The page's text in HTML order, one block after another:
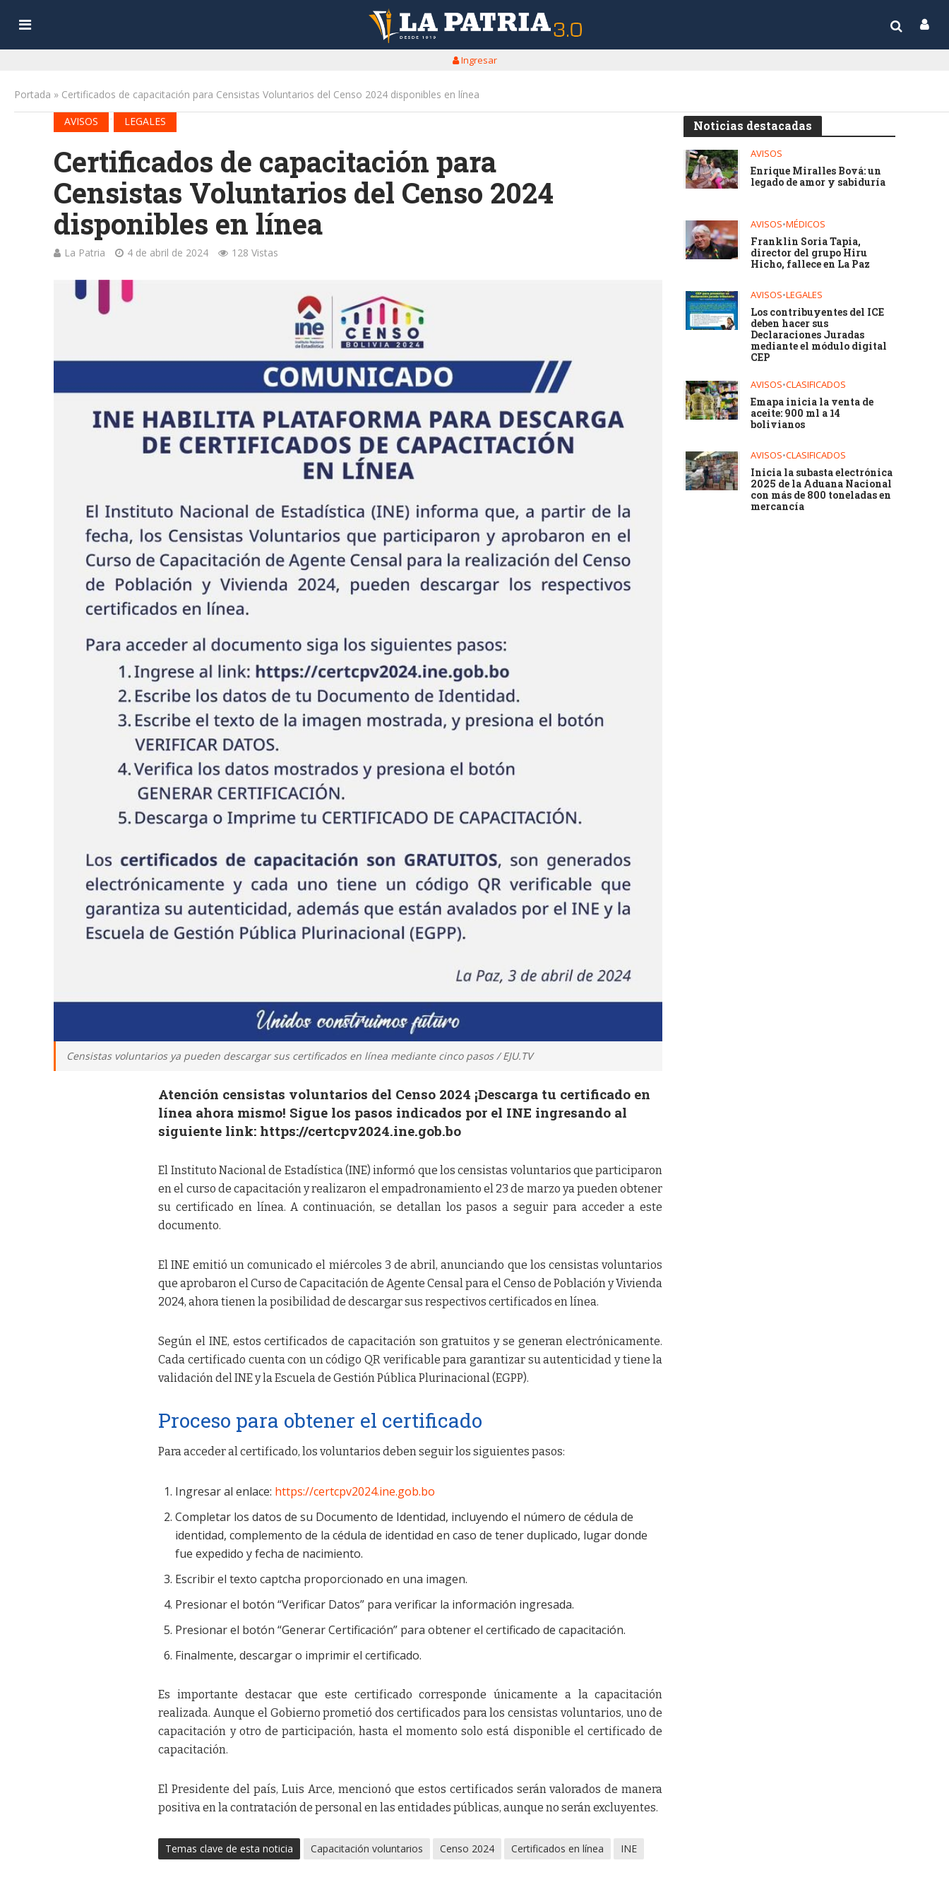
Ingresar
Portada » Certificados de capacitación para Censistas Voluntarios del Censo 2024 disponibles en línea
AVISOS
LEGALES
Certificados de capacitación para
Censistas Voluntarios del Censo 2024
disponibles en línea
La Patria 4 de abril de 2024 128 Vistas
Censistas voluntarios ya pueden descargar sus certificados en línea mediante cinco pasos / EJU.TV
Atención censistas voluntarios del Censo 2024 ¡Descarga tu certificado en
línea ahora mismo! Sigue los pasos indicados por el INE ingresando al
siguiente link: https://certcpv2024.ine.gob.bo
El Instituto Nacional de Estadística (INE) informó que los censistas voluntarios que participaron
en el curso de capacitación y realizaron el empadronamiento el 23 de marzo ya pueden obtener
su certificado en línea. A continuación, se detallan los pasos a seguir para acceder a este
documento.
El INE emitió un comunicado el miércoles 3 de abril, anunciando que los censistas voluntarios
que aprobaron el Curso de Capacitación de Agente Censal para el Censo de Población y Vivienda
2024, ahora tienen la posibilidad de descargar sus respectivos certificados en línea.
Según el INE, estos certificados de capacitación son gratuitos y se generan electrónicamente.
Cada certificado cuenta con un código QR verificable para garantizar su autenticidad y tiene la
validación del INE y la Escuela de Gestión Pública Plurinacional (EGPP).
Proceso para obtener el certificado
Para acceder al certificado, los voluntarios deben seguir los siguientes pasos:
Ingresar al enlace: https://certcpv2024.ine.gob.bo
Completar los datos de su Documento de Identidad, incluyendo el número de cédula de
identidad, complemento de la cédula de identidad en caso de tener duplicado, lugar donde
fue expedido y fecha de nacimiento.
Escribir el texto captcha proporcionado en una imagen.
Presionar el botón “Verificar Datos” para verificar la información ingresada.
Presionar el botón “Generar Certificación” para obtener el certificado de capacitación.
Finalmente, descargar o imprimir el certificado.
Es importante destacar que este certificado corresponde únicamente a la capacitación
realizada. Aunque el Gobierno prometió dos certificados para los censistas voluntarios, uno de
capacitación y otro de participación, hasta el momento solo está disponible el certificado de
capacitación.
El Presidente del país, Luis Arce, mencionó que estos certificados serán valorados de manera
positiva en la contratación de personal en las entidades públicas, aunque no serán excluyentes.
Temas clave de esta noticia Capacitación voluntarios Censo 2024 Certificados en línea INE
Noticias destacadas
AVISOS
Enrique Miralles Bová: un
legado de amor y sabiduría
AVISOS•MÉDICOS
Franklin Soria Tapia,
director del grupo Hiru
Hicho, fallece en La Paz
AVISOS•LEGALES
Los contribuyentes del ICE
deben hacer sus
Declaraciones Juradas
mediante el módulo digital
CEP
AVISOS•CLASIFICADOS
Emapa inicia la venta de
aceite: 900 ml a 14
bolivianos
AVISOS•CLASIFICADOS
Inicia la subasta electrónica
2025 de la Aduana Nacional
con más de 800 toneladas en
mercancía